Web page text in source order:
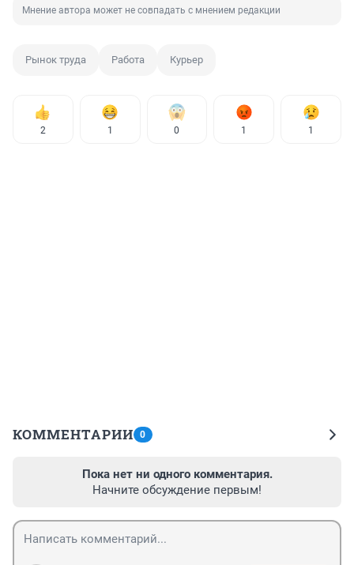
Мнение автора может не совпадать с мнением редакции
Рынок труда Работа Курьер
2 1 0 1 1
КОММЕНТАРИИ 0
Пока нет ни одного комментария.
Начните обсуждение первым!